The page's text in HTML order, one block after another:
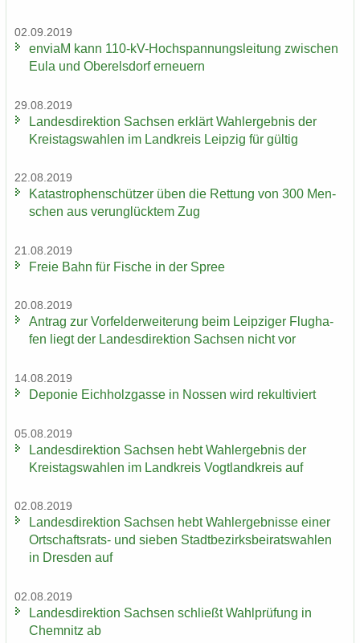
02.09.2019
en­viaM kann 110-​kV-Hochspannungsleitung zwi­schen
Eula und Ober­els­dorf er­neu­ern
29.08.2019
Lan­des­di­rek­ti­on Sach­sen er­klärt Wahl­er­geb­nis der
Kreis­tags­wah­len im Land­kreis Leip­zig für gül­tig
22.08.2019
Ka­ta­stro­phen­schüt­zer üben die Ret­tung von 300 Men­
schen aus ver­un­glück­tem Zug
21.08.2019
Freie Bahn für Fi­sche in der Spree
20.08.2019
An­trag zur Vor­fel­d­er­wei­te­rung beim Leip­zi­ger Flug­ha­
fen liegt der Lan­des­di­rek­ti­on Sach­sen nicht vor
14.08.2019
De­po­nie Eich­holz­gas­se in Nos­sen wird re­kul­ti­viert
05.08.2019
Lan­des­di­rek­ti­on Sach­sen hebt Wahl­er­geb­nis der
Kreis­tags­wah­len im Land­kreis Vogt­land­kreis auf
02.08.2019
Lan­des­di­rek­ti­on Sach­sen hebt Wahl­er­geb­nis­se einer
Ortschaftsrats-​ und sie­ben Stadt­be­zirks­bei­rats­wah­len
in Dres­den auf
02.08.2019
Lan­des­di­rek­ti­on Sach­sen schließt Wahl­prü­fung in
Chem­nitz ab